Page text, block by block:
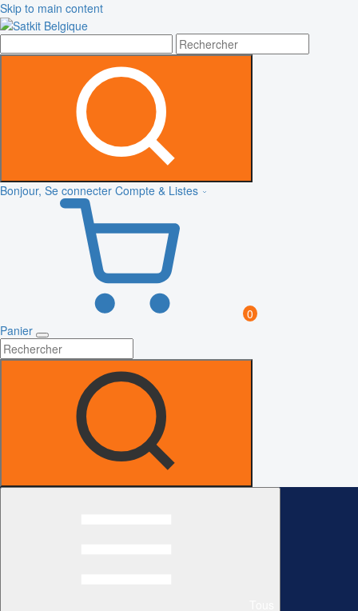
Skip to main content
Bonjour, Se connecter Compte & Listes
0
Panier